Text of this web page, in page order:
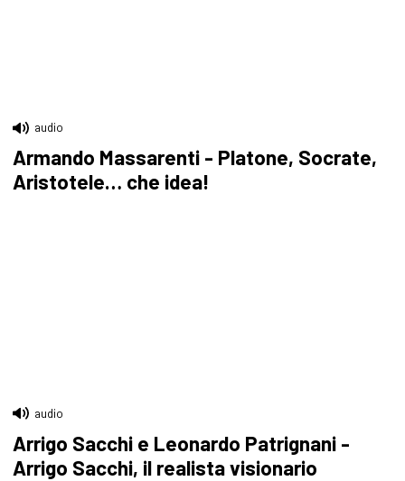
audio
Armando Massarenti - Platone, Socrate,
Aristotele… che idea!
audio
Arrigo Sacchi e Leonardo Patrignani -
Arrigo Sacchi, il realista visionario